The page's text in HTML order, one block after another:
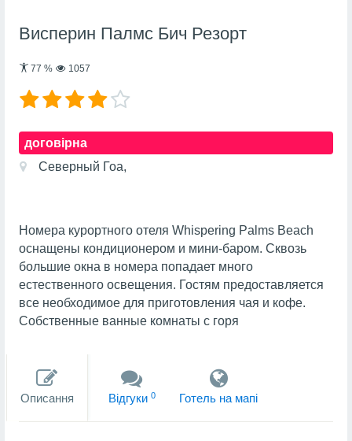
Висперин Палмс Бич Резорт
77 % 1057
договірна
Северный Гоа,
Номера курортного отеля Whispering Palms Beach
оснащены кондиционером и мини-баром. Сквозь
большие окна в номера попадает много
естественного освещения. Гостям предоставляется
все необходимое для приготовления чая и кофе.
Собственные ванные комнаты с горя
Описання Вiдгуки 0 Готель на мапi